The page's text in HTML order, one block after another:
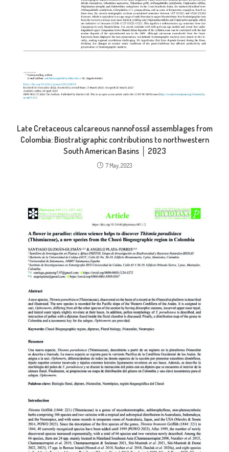
Late Cretaceous calcareous nannofossil assemblages from
Colombia: Biostratigraphic contributions to northwestern
South American Basins │ 2023
7 May, 2023